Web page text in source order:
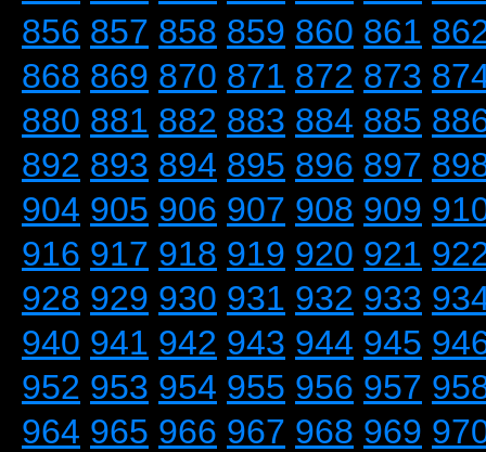
856 857 858 859 860 861
868 869 870 871 872 873
880 881 882 883 884 885
892 893 894 895 896 897
904 905 906 907 908 909
916 917 918 919 920 921
928 929 930 931 932 933
940 941 942 943 944 945
952 953 954 955 956 957
964 965 966 967 968 969